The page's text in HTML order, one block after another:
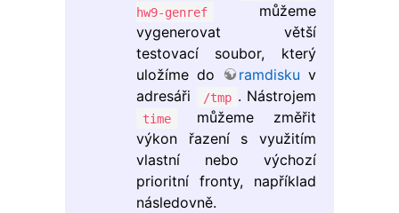
hw9-genref
můžeme
vygenerovat větší
testovací soubor, který
uložíme do
ramdisku v
adresáři
/tmp . Nástrojem
time
můžeme změřit
výkon řazení s využitím
vlastní nebo výchozí
prioritní fronty, například
následovně.